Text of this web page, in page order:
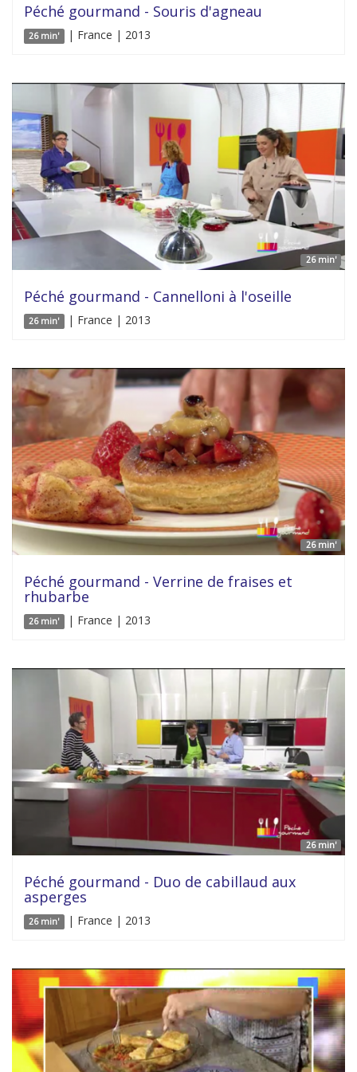
Péché gourmand - Souris d'agneau
26 min' | France | 2013
26 min'
Péché gourmand - Cannelloni à l'oseille
26 min' | France | 2013
26 min'
Péché gourmand - Verrine de fraises et
rhubarbe
26 min' | France | 2013
26 min'
Péché gourmand - Duo de cabillaud aux
asperges
26 min' | France | 2013